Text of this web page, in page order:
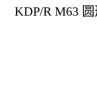
KDP/R M63